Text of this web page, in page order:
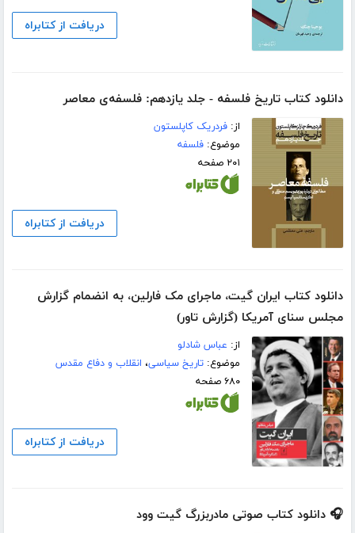
دریافت از کتابراه
دانلود کتاب تاریخ فلسفه - جلد یازدهم: فلسفه‌ی معاصر
از:فردریک کاپلستون
موضوع:فلسفه
۲۰۱ صفحه
دریافت از کتابراه
دانلود کتاب ایران گیت، ماجرای مک فارلین، به انضمام گزارش
مجلس سنای آمریکا (گزارش تاور)
از: عباس شادلو
موضوع:تاریخ سیاسی، انقلاب و دفاع مقدس
۶۸۰ صفحه
دریافت از کتابراه
🎧 دانلود کتاب صوتی مادربزرگ گیت وود